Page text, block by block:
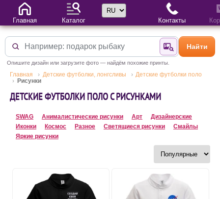
Найти поНайти
Опишите дизайн или загрузите фото — найдём похожие принты.
Главная Детские футболки, лонгсливы
Детские футболки поло
Рисунки
ДЕТСКИЕ ФУТБОЛКИ ПОЛО С РИСУНКАМИ
SWAG Анималистические рисунки Арт
Дизайнерские
Иконки
Космос Разное Светящиеся рисунки
Смайлы
Яркие рисунки
Главная Каталог
Выбор языка
Контакты